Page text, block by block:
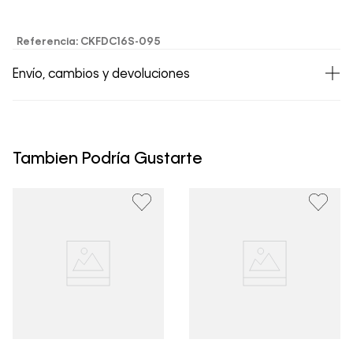
Referencia: CKFDC16S-095
Envío, cambios y devoluciones
un período de 30 días calendario tras la recepción.
clientes, no aceptamos devoluciones en ropa interior y
Tambien Podría Gustarte